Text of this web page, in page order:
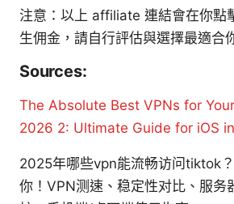
注意：以上 affiliate 連結會在你點
生佣金，請自行評估與選擇最適合
Sources:
The Absolute Best VPNs for
2026 2: Ultimate Guide for iOS
2025年哪些vpn能流畅访问tiktok
你！VPN测速、稳定性对比、服务